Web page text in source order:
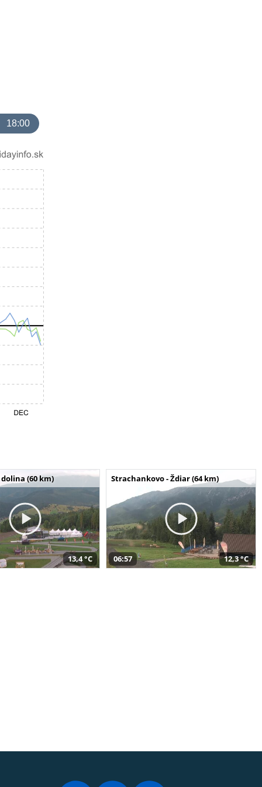
18:00
(60 km)
13,4 °C
Strachankovo - Ždiar (64 km)
06:57 12,3 °C